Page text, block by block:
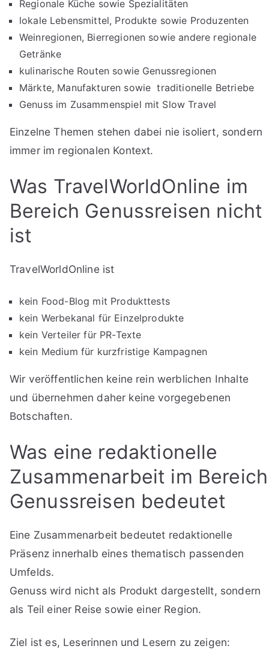
Regionale Küche sowie Spezialitäten
lokale Lebensmittel, Produkte sowie Produzenten
Weinregionen, Bierregionen sowie andere regionale
Getränke
kulinarische Routen sowie Genussregionen
Märkte, Manufakturen sowie traditionelle Betriebe
Genuss im Zusammenspiel mit Slow Travel
Einzelne Themen stehen dabei nie isoliert, sondern
immer im regionalen Kontext.
Was TravelWorldOnline im
Bereich Genussreisen nicht
ist
TravelWorldOnline ist
kein Food-Blog mit Produkttests
kein Werbekanal für Einzelprodukte
kein Verteiler für PR-Texte
kein Medium für kurzfristige Kampagnen
Wir veröffentlichen keine rein werblichen Inhalte
und übernehmen daher keine vorgegebenen
Botschaften.
Was eine redaktionelle
Zusammenarbeit im Bereich
Genussreisen bedeutet
Eine Zusammenarbeit bedeutet redaktionelle
Präsenz innerhalb eines thematisch passenden
Umfelds.
Genuss wird nicht als Produkt dargestellt, sondern
als Teil einer Reise sowie einer Region.
Ziel ist es, Leserinnen und Lesern zu zeigen: